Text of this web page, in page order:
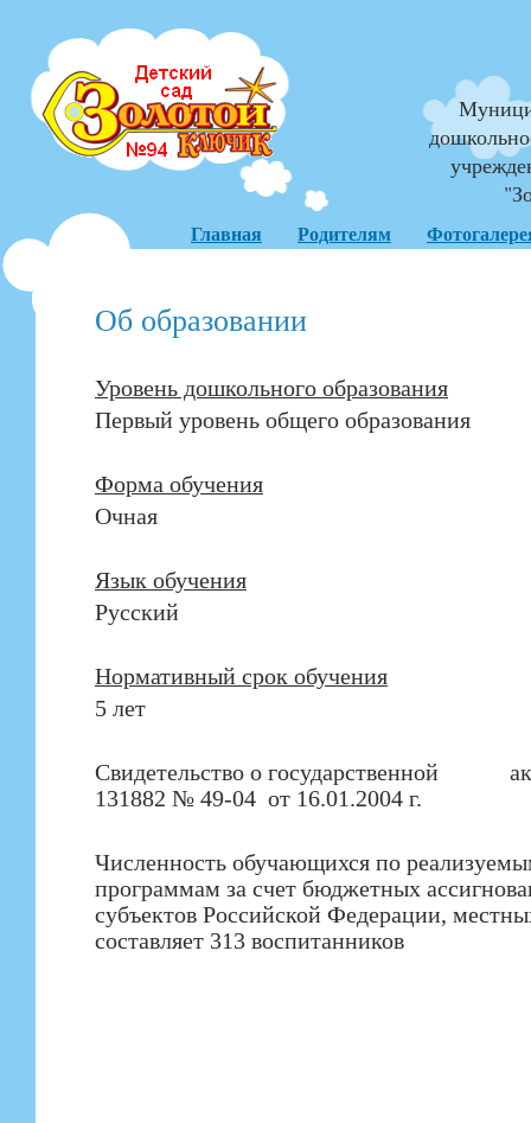
Главная Родителям
Об образовании
Уровень дошкольного образования
Первый уровень общего образования
Форма обучения
Очная
Язык обучения
Русский
Нормативный срок обучения
5 лет
Свидетельство о государственной
131882 № 49-04 от 16.01.2004 г.
Численность обучающихся по
программам за счет бюджетных
субъектов Российской Федерации,
составляет 313 воспитанников